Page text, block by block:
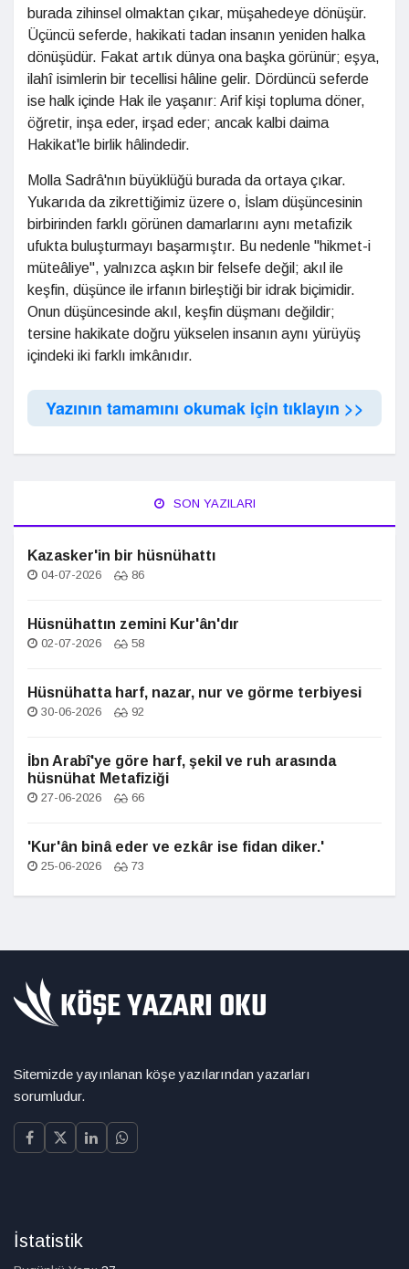
burada zihinsel olmaktan çıkar, müşahedeye dönüşür.
Üçüncü seferde, hakikati tadan insanın yeniden halka
dönüşüdür. Fakat artık dünya ona başka görünür; eşya,
ilahî isimlerin bir tecellisi hâline gelir. Dördüncü seferde
ise halk içinde Hak ile yaşanır: Arif kişi topluma döner,
öğretir, inşa eder, irşad eder; ancak kalbi daima
Hakikat'le birlik hâlindedir.
Molla Sadrâ'nın büyüklüğü burada da ortaya çıkar.
Yukarıda da zikrettiğimiz üzere o, İslam düşüncesinin
birbirinden farklı görünen damarlarını aynı metafizik
ufukta buluşturmayı başarmıştır. Bu nedenle "hikmet-i
müteâliye", yalnızca aşkın bir felsefe değil; akıl ile
keşfin, düşünce ile irfanın birleştiği bir idrak biçimidir.
Onun düşüncesinde akıl, keşfin düşmanı değildir;
tersine hakikate doğru yükselen insanın aynı yürüyüş
içindeki iki farklı imkânıdır.
Yazının tamamını okumak için tıklayın >>
SON YAZILARI
Kazasker'in bir hüsnühattı
04-07-2026 86
Hüsnühattın zemini Kur'ân'dır
02-07-2026 58
Hüsnühatta harf, nazar, nur ve görme terbiyesi
30-06-2026 92
İbn Arabî'ye göre harf, şekil ve ruh arasında
hüsnühat Metafiziği
27-06-2026 66
'Kur'ân binâ eder ve ezkâr ise fidan diker.'
25-06-2026 73
Sitemizde yayınlanan köşe yazılarından yazarları
sorumludur.
İstatistik